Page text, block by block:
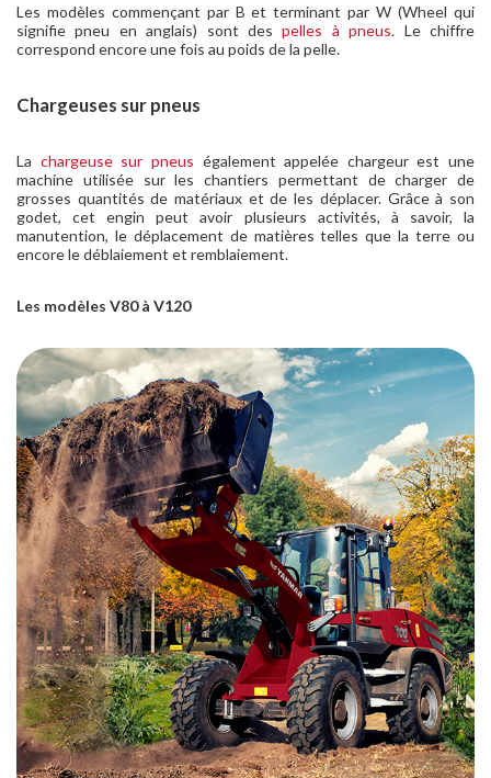
Les modèles commençant par B et terminant par W (Wheel qui
signifie pneu en anglais) sont despelles à pneus. Le chiffre
correspond encore une fois au poids de la pelle.
Chargeuses sur pneus
La chargeuse sur pneus également appelée chargeur est une
machine utilisée sur les chantiers permettant de charger de
grosses quantités de matériaux et de les déplacer. Grâce à son
godet, cet engin peut avoir plusieurs activités, à savoir, la
manutention, le déplacement de matières telles que la terre ou
encore le déblaiement et remblaiement.
Les modèles V80 à V120